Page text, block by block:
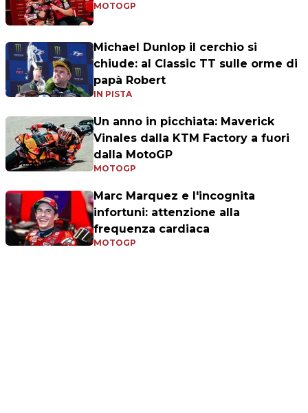
MOTOGP
Michael Dunlop il cerchio si
chiude: al Classic TT sulle orme di
papà Robert
IN PISTA
Un anno in picchiata: Maverick
Vinales dalla KTM Factory a fuori
dalla MotoGP
MOTOGP
Marc Marquez e l'incognita
infortuni: attenzione alla
frequenza cardiaca
MOTOGP